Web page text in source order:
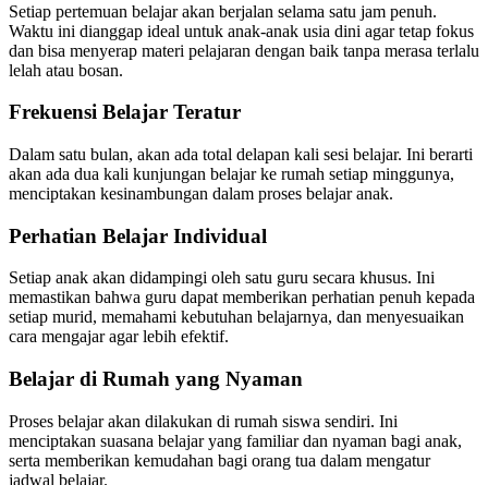
Setiap pertemuan belajar akan berjalan selama satu jam penuh.
Waktu ini dianggap ideal untuk anak-anak usia dini agar tetap fokus
dan bisa menyerap materi pelajaran dengan baik tanpa merasa terlalu
lelah atau bosan.
Frekuensi Belajar Teratur
Dalam satu bulan, akan ada total delapan kali sesi belajar. Ini berarti
akan ada dua kali kunjungan belajar ke rumah setiap minggunya,
menciptakan kesinambungan dalam proses belajar anak.
Perhatian Belajar Individual
Setiap anak akan didampingi oleh satu guru secara khusus. Ini
memastikan bahwa guru dapat memberikan perhatian penuh kepada
setiap murid, memahami kebutuhan belajarnya, dan menyesuaikan
cara mengajar agar lebih efektif.
Belajar di Rumah yang Nyaman
Proses belajar akan dilakukan di rumah siswa sendiri. Ini
menciptakan suasana belajar yang familiar dan nyaman bagi anak,
serta memberikan kemudahan bagi orang tua dalam mengatur
jadwal belajar.